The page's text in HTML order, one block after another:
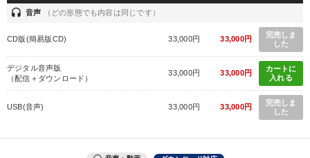
headset 音声 （どの形態でも内容は同じです）
CD版(簡易版CD) 33,000円 33,000円
完売しま
した
デジタル音声版
（配信＋ダウンロード）
33,000円 33,000円
カートに
入れる
USB(音声) 33,000円 33,000円
完売しま
した